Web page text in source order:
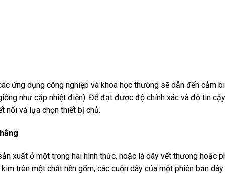
ứng dụng công nghiệp và khoa học thường sẽ dẫn đến cảm
như cặp nhiệt điện). Để đạt được độ chính xác và độ tin
nối và lựa chọn thiết bị chủ.
xuất ở một trong hai hình thức, hoặc là dây vết thương hoặc
trên một chất nền gốm; các cuộn dây của một phiên bản